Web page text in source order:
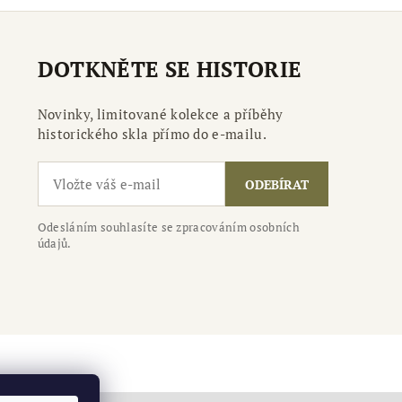
DOTKNĚTE SE HISTORIE
Novinky, limitované kolekce a příběhy
historického skla přímo do e-mailu.
ODEBÍRAT
Odesláním souhlasíte se zpracováním osobních
údajů.